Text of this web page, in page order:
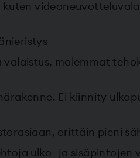
molemmat
Ei kiinnity
erittäin pieni
ulko- ja sisäpintojen